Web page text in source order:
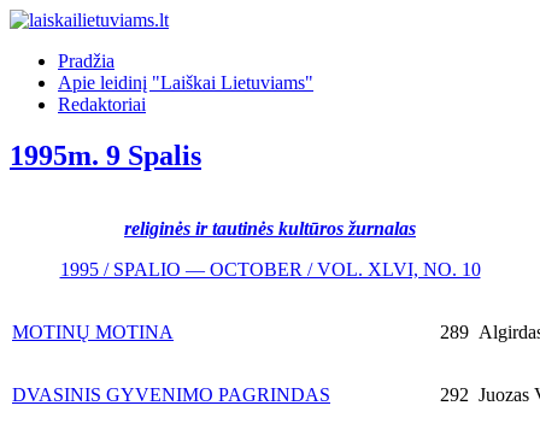
Pradžia
Apie leidinį "Laiškai Lietuviams"
Redaktoriai
1995m. 9 Spalis
religinės ir tautinės kultūros žurnalas
1995 / SPALIO — OCTOBER / VOL. XLVI, NO. 10
MOTINŲ MOTINA 289
DVASINIS GYVENIMO PAGRINDAS 292 Juozas